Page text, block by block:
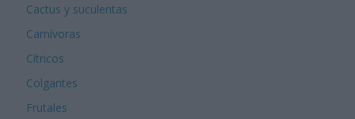
Cactus y suculentas
Carnívoras
Cítricos
Colgantes
Frutales